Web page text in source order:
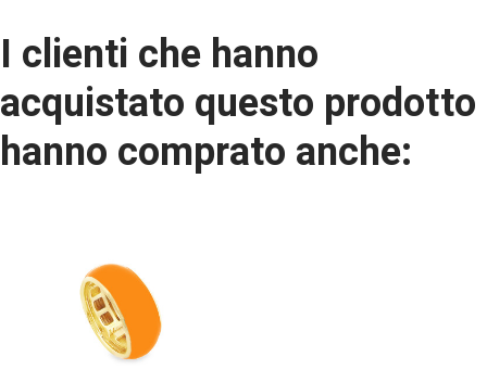
I clienti che hanno
acquistato questo prodotto
hanno comprato anche: